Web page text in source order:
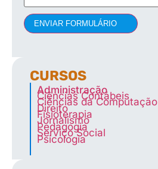
ENVIAR FORMULÁRIO
CURSOS
Administração
Ciências Contábeis
Ciências da Computação
Direito
Fisioterapia
Jornalismo
Pedagogia
Serviço Social
Psicologia